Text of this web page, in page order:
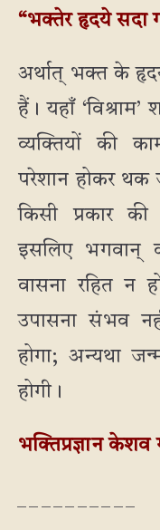
“भक्तेर हृदये सदा
अर्थात् भक्त के
हैं। यहाँ
व्यक्तियों की
परेशान होकर
किसी प्रकार
इसलिए भगवान्
वासना रहित न
उपासना संभव
होगा; अन्यथा
होगी।
भक्तिप्रज्ञान केशव